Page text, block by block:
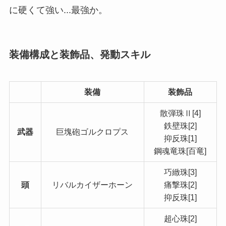
に硬くて強い...最強か。
装備構成と装飾品、発動スキル
装備 装飾品
武器 巨塊砲ゴルクロプス
散弾珠Ⅱ[4]
鉄壁珠[2]
抑反珠[1]
鋼魂竜珠[百竜]
頭 リバルカイザーホーン
巧緻珠[3]
痛撃珠[2]
抑反珠[1]
超心珠[2]